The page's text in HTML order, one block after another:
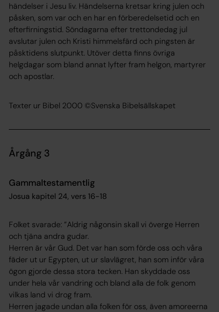
händelser i Jesu liv. Händelserna kretsar kring julen och
påsken, som var och en har en förberedelsetid och en
efterfirningstid. Söndagarna efter trettondedag jul
avslutar julen och Kristi himmelsfärd och pingsten är
påsktidens slutpunkt. Utöver detta finns övriga
helgdagar som bland annat lyfter fram helgon, martyrer
och apostlar.
Texter ur Bibel 2000 ©Svenska Bibelsällskapet
Årgång 3
Gammaltestamentlig
Josua kapitel 24, vers 16-18
Folket svarade: ”Aldrig någonsin skall vi överge Herren
och tjäna andra gudar.
Herren är vår Gud. Det var han som förde oss och våra
fäder ut ur Egypten, ut ur slavlägret, han som inför våra
ögon gjorde dessa stora tecken. Han skyddade oss
under hela vår vandring och bland alla de folk genom
vilkas land vi drog fram.
Herren jagade undan alla folken för oss, även amoreerna